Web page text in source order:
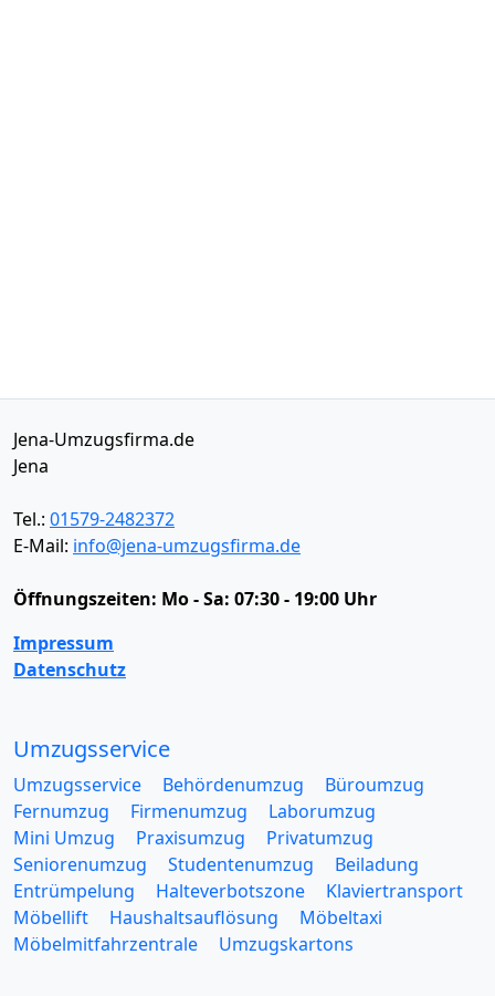
Jena-Umzugsfirma.de
Jena
Tel.: 01579-2482372
E-Mail: info@jena-umzugsfirma.de
Öffnungszeiten: Mo - Sa: 07:30 - 19:00 Uhr
Impressum
Datenschutz
Umzugsservice
Umzugsservice Behördenumzug
Büroumzug
Fernumzug
Firmenumzug
Laborumzug
Mini Umzug
Praxisumzug
Privatumzug
Seniorenumzug
Studentenumzug
Beiladung
Entrümpelung
Halteverbotszone
Klaviertransport
Möbellift
Haushaltsauflösung
Möbeltaxi
Möbelmitfahrzentrale
Umzugskartons